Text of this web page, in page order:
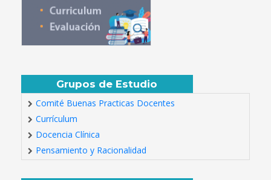
Grupos de Estudio
Comité Buenas Practicas Docentes
Currículum
Docencia Clínica
Pensamiento y Racionalidad